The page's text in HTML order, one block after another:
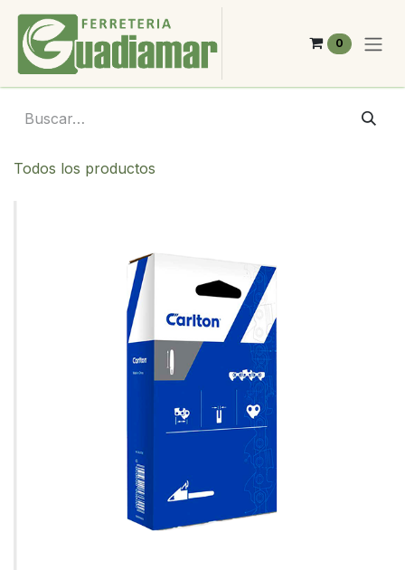
Ir al contenido
0
Todos los productos